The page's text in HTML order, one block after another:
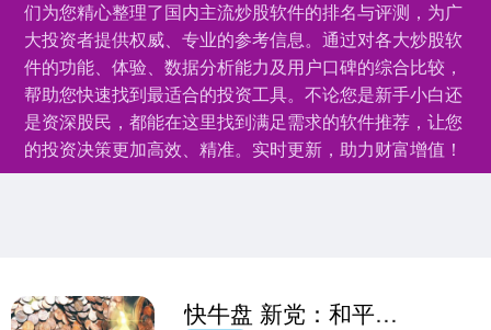
们为您精心整理了国内主流炒股软件的排名与评测，为广
大投资者提供权威、专业的参考信息。通过对各大炒股软
件的功能、体验、数据分析能力及用户口碑的综合比较，
帮助您快速找到最适合的投资工具。不论您是新手小白还
是资深股民，都能在这里找到满足需求的软件推荐，让您
的投资决策更加高效、精准。实时更新，助力财富增值！
快牛盘 新党：和平统一不是退让 为下一代谋福祉